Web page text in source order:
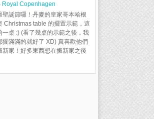
Royal Copenhagen
聖誕節囉！丹麥的皇家哥本哈根
Christmas table 的擺置示範，這
一桌 :) (看了幾桌的示範之後，我
滿滿的就好了 XD) 真喜歡他們
家！好多東西想在搬新家之後